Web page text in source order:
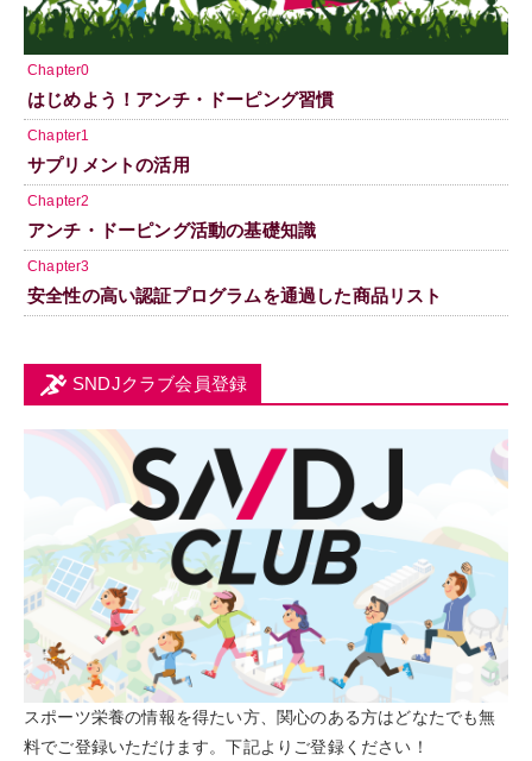
Chapter0
はじめよう！アンチ・ドーピング習慣
Chapter1
サプリメントの活用
Chapter2
アンチ・ドーピング活動の基礎知識
Chapter3
安全性の高い認証プログラムを通過した商品リスト
SNDJクラブ会員登録
スポーツ栄養の情報を得たい方、関心のある方はどなたでも無
料でご登録いただけます。下記よりご登録ください！